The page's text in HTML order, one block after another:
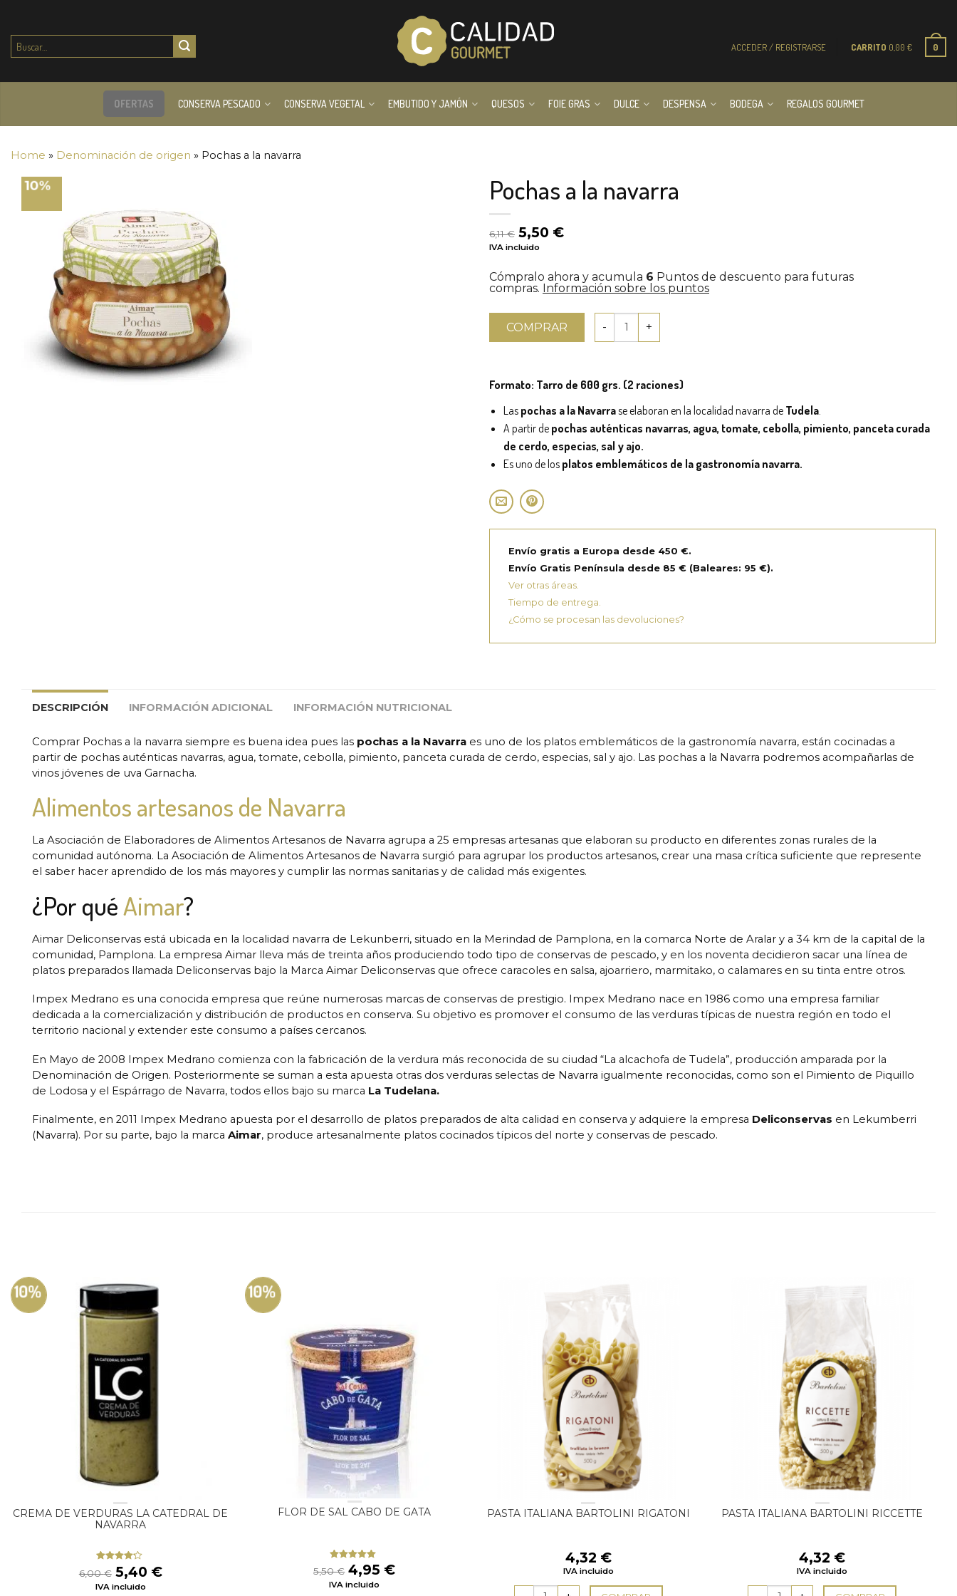
Buscar
por: ACCEDER / REGISTRARSE CARRITO 0,00 € 0
OFERTAS CONSERVA PESCADO CONSERVA VEGETAL EMBUTIDO Y JAMÓN QUESOS FOIE GRAS DULCE DESPENSA BODEGA REGALOS GOURMET
Home » Denominación de origen » Pochas a la navarra
10% Pochas a la navarra
6,11€ El
precio
era:
6,11 €.
5,50 €El
es:
5,50 €.
IVA incluido
Cómpralo ahora y acumula 6 Puntos de descuento para futuras
compras. Información sobre los puntos
COMPRAR
Formato: Tarro de 600 grs. (2 raciones)
Las pochas a la Navarrase elaboran en la localidad navarra de Tudela
A partir de pochas auténticas navarras, agua, tomate, cebolla, pimiento, panceta curada
de cerdo, especias, sal y ajo.
Es uno de los platos emblemáticos de la gastronomía navarra.
Envío gratis a Europa desde 450 €.
Envío Gratis Península desde 85 € (Baleares: 95 €).
Ver otras áreas.
Tiempo de entrega.
¿Cómo se procesan las devoluciones?
DESCRIPCIÓN INFORMACIÓN ADICIONAL INFORMACIÓN NUTRICIONAL
Comprar Pochas a la navarra siempre es buena idea pues las pochas a la Navarra es uno de los platos emblemáticos de la gastronomía navarra, están cocinadas a
partir de pochas auténticas navarras, agua, tomate, cebolla, pimiento, panceta curada de cerdo, especias, sal y ajo. Las pochas a la Navarra podremos acompañarlas de
vinos jóvenes de uva Garnacha.
Alimentos artesanos de Navarra
La Asociación de Elaboradores de Alimentos Artesanos de Navarra agrupa a 25 empresas artesanas que elaboran su producto en diferentes zonas rurales de la
comunidad autónoma. La Asociación de Alimentos Artesanos de Navarra surgió para agrupar los productos artesanos, crear una masa crítica suficiente que represente
el saber hacer aprendido de los más mayores y cumplir las normas sanitarias y de calidad más exigentes.
¿Por quéAimar?
Aimar Deliconservas está ubicada en la localidad navarra de Lekunberri, situado en la Merindad de Pamplona, en la comarca Norte de Aralar y a 34 km de la capital de la
comunidad, Pamplona. La empresa Aimar lleva más de treinta años produciendo todo tipo de conservas de pescado, y en los noventa decidieron sacar una línea de
platos preparados llamada Deliconservas bajo la Marca Aimar Deliconservas que ofrece caracoles en salsa, ajoarriero, marmitako, o calamares en su tinta entre otros.
Impex Medrano es una conocida empresa que reúne numerosas marcas de conservas de prestigio. Impex Medrano nace en 1986 como una empresa familiar
dedicada a la comercialización y distribución de productos en conserva. Su objetivo es promover el consumo de las verduras típicas de nuestra región en todo el
territorio nacional y extender este consumo a países cercanos.
En Mayo de 2008 Impex Medrano comienza con la fabricación de la verdura más reconocida de su ciudad “La alcachofa de Tudela”, producción amparada por la
Denominación de Origen. Posteriormente se suman a esta apuesta otras dos verduras selectas de Navarra igualmente reconocidas, como son el Pimiento de Piquillo
de Lodosa y el Espárrago de Navarra, todos ellos bajo su marca La Tudelana.
Finalmente, en 2011 Impex Medrano apuesta por el desarrollo de platos preparados de alta calidad en conserva y adquiere la empresa Deliconservas en Lekumberri
(Navarra). Por su parte, bajo la marca Aimar, produce artesanalmente platos cocinados típicos del norte y conservas de pescado.
10%
CREMA DE VERDURAS LA CATEDRAL DE
NAVARRA
Valorado
con 4.00
de 5
6,00€ El
precio
5,40 €El
IVA incluido
10%
FLOR DE SAL CABO DE GATA
Valorado
con
5.00de
5
5,50€ El
precio
4,95 €El
IVA incluido
PASTA ITALIANA BARTOLINI RIGATONI
4,32 €
IVA incluido
PASTA ITALIANA BARTOLINI RICCETTE
4,32 €
IVA incluido